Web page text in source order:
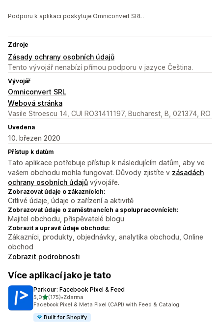
Podporu k aplikaci poskytuje Omniconvert SRL.
Zdroje
Zásady ochrany osobních údajů
Tento vývojář nenabízí přímou podporu v jazyce Čeština.
Vývojář
Omniconvert SRL
Webová stránka
Vasile Stroescu 14, CUI RO31411197, Bucharest, B, 021374, RO
Uvedena
10. březen 2020
Přístup k datům
Tato aplikace potřebuje přístup k následujícím datům, aby ve
vašem obchodu mohla fungovat. Důvody zjistíte v zásadách
ochrany osobních údajů vývojáře.
Zobrazovat údaje o zákaznících:
Citlivé údaje, údaje o zařízení a aktivitě
Zobrazovat údaje o zaměstnancích a spolupracovnících:
Majitel obchodu, přispěvatelé blogu
Zobrazit a upravit údaje obchodu:
Zákazníci, produkty, objednávky, analytika obchodu, Online
obchod
Zobrazit podrobnosti
Více aplikací jako je tato
Parkour: Facebook Pixel & Feed
5,0z 5 hvězd
(175)
Celkový počet recenzí: 175
•Zdarma
Facebook Pixel & Meta Pixel (CAPI) with Feed & Catalog
Built for Shopify